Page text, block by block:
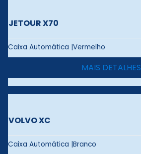
JETOUR X70
Caixa Automática |Vermelho
MAIS DETALHES
VOLVO XC
Caixa Automática |Branco